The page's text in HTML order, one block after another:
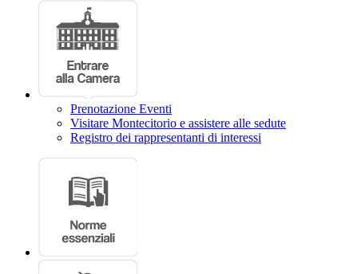
Prenotazione Eventi
Visitare Montecitorio e assistere alle sedute
Registro dei rappresentanti di interessi